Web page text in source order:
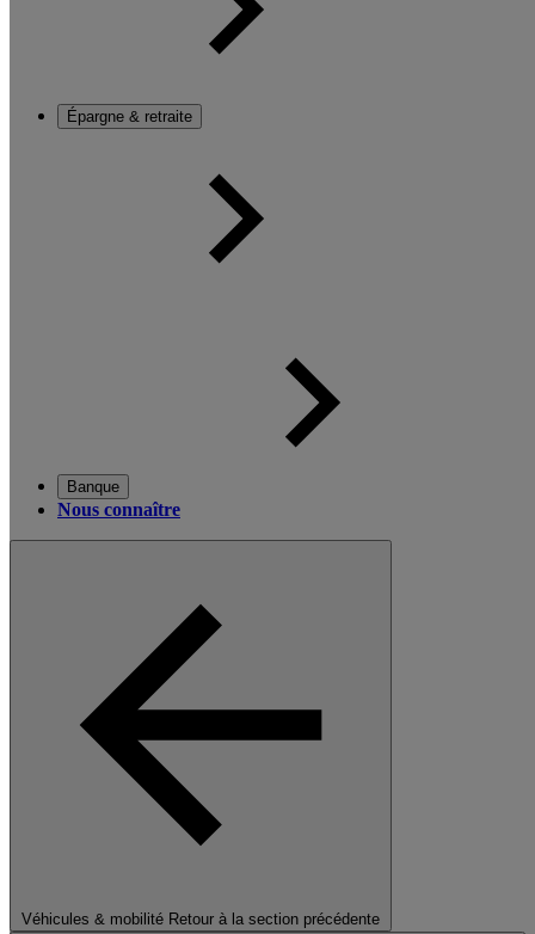
Épargne & retraite
Banque
Nous connaître
Véhicules & mobilité Retour à la section précédente